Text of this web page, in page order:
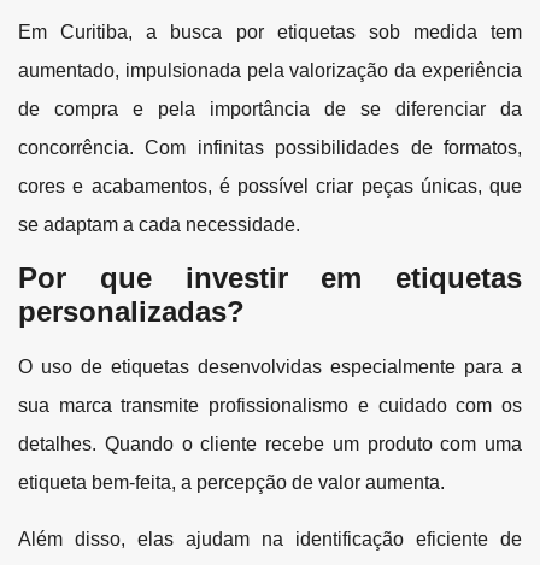
Em Curitiba, a busca por etiquetas sob medida tem
aumentado, impulsionada pela valorização da experiência
de compra e pela importância de se diferenciar da
concorrência. Com infinitas possibilidades de formatos,
cores e acabamentos, é possível criar peças únicas, que
se adaptam a cada necessidade.
Por que investir em etiquetas
personalizadas?
O uso de etiquetas desenvolvidas especialmente para a
sua marca transmite profissionalismo e cuidado com os
detalhes. Quando o cliente recebe um produto com uma
etiqueta bem-feita, a percepção de valor aumenta.
Além disso, elas ajudam na identificação eficiente de